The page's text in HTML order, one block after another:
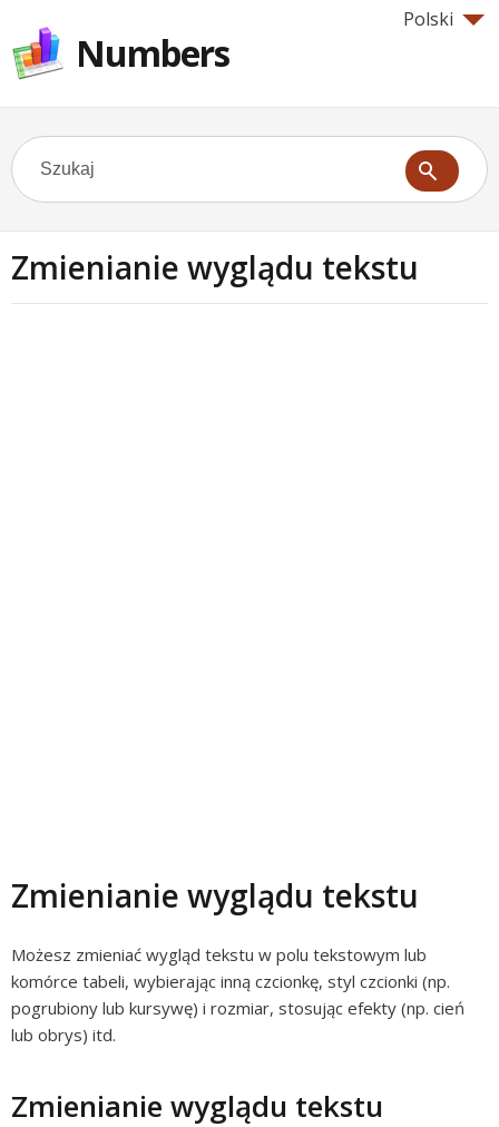
Polski
Numbers
Zmienianie wyglądu tekstu
Zmienianie wyglądu tekstu
Możesz zmieniać wygląd tekstu w polu tekstowym lub
komórce tabeli, wybierając inną czcionkę, styl czcionki (np.
pogrubiony lub kursywę) i rozmiar, stosując efekty (np. cień
lub obrys) itd.
Zmienianie wyglądu tekstu